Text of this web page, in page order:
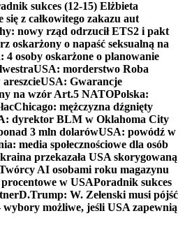
sukces (12-15) Elżbieta
z całkowitego zakazu aut
nowy rząd odrzucił ETS2 i pakt
oskarżony o napaść seksualną na
4 osoby oskarżone o planowanie
USA: morderstwo Roba
USA: Gwarancje
na wzór Art.5 NATOPolska:
Chicago: mężczyzna dźgnięty
dyrektor BLM w Oklahoma City
3 mln dolarówUSA: powódź w
media społecznościowe dla osób
przekazała USA skorygowaną
AI osobami roku magazynu
w USAPoradnik sukces
D.Trump: W. Zełenski musi pójść
wybory możliwe, jeśli USA zapewnią